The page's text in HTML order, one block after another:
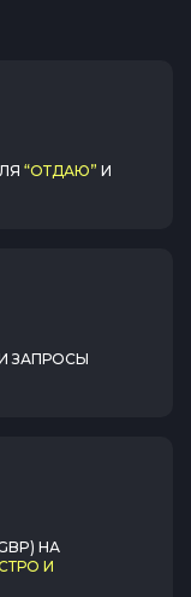
“ОТДАЮ” И
ЗАПРОСЫ
НА
И